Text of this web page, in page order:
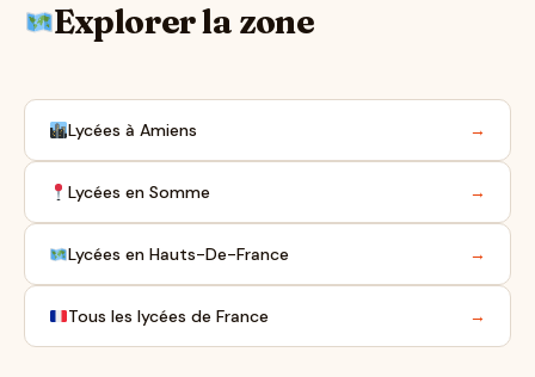
Explorer la zone
Lycées à Amiens →
Lycées en Somme →
Lycées en Hauts-De-France →
Tous les lycées de France →